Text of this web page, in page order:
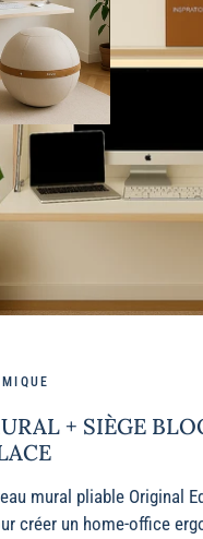
+ SIÈGE
mural pliable Original
créer un home‑office